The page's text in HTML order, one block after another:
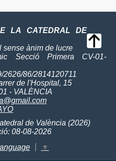
LA CATEDRAL DE
sense ànim de lucre
Secció Primera CV-01-
2626/86/2814120711
de l'Hospital, 15
- VALÈNCIA
de València (2026)
08-08-2026
▼